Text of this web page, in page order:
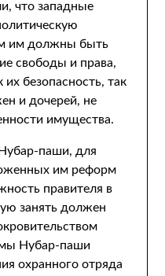
что западные
им должны быть
свободы и права,
их безопасность, так
и дочерей, не
имущества.
паши, для
им реформ
правителя в
занять должен
Нубар-паши
охранного отряда